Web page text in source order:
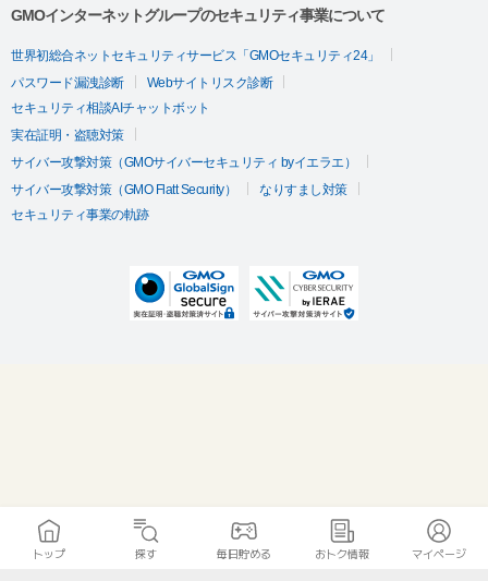
GMOインターネットグループのセキュリティ事業について
世界初総合ネットセキュリティサービス「GMOセキュリティ24」
パスワード漏洩診断
Webサイトリスク診断
セキュリティ相談AIチャットボット
実在証明・盗聴対策
サイバー攻撃対策（GMOサイバーセキュリティ byイエラエ）
サイバー攻撃対策（GMO Flatt Security）
なりすまし対策
セキュリティ事業の軌跡
トップ 探す 毎日貯める おトク情報 マイページ